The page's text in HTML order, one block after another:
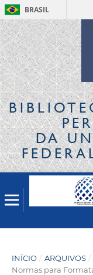
BRASIL
DA
INÍCIO / ARQUIVOS /
Normas para